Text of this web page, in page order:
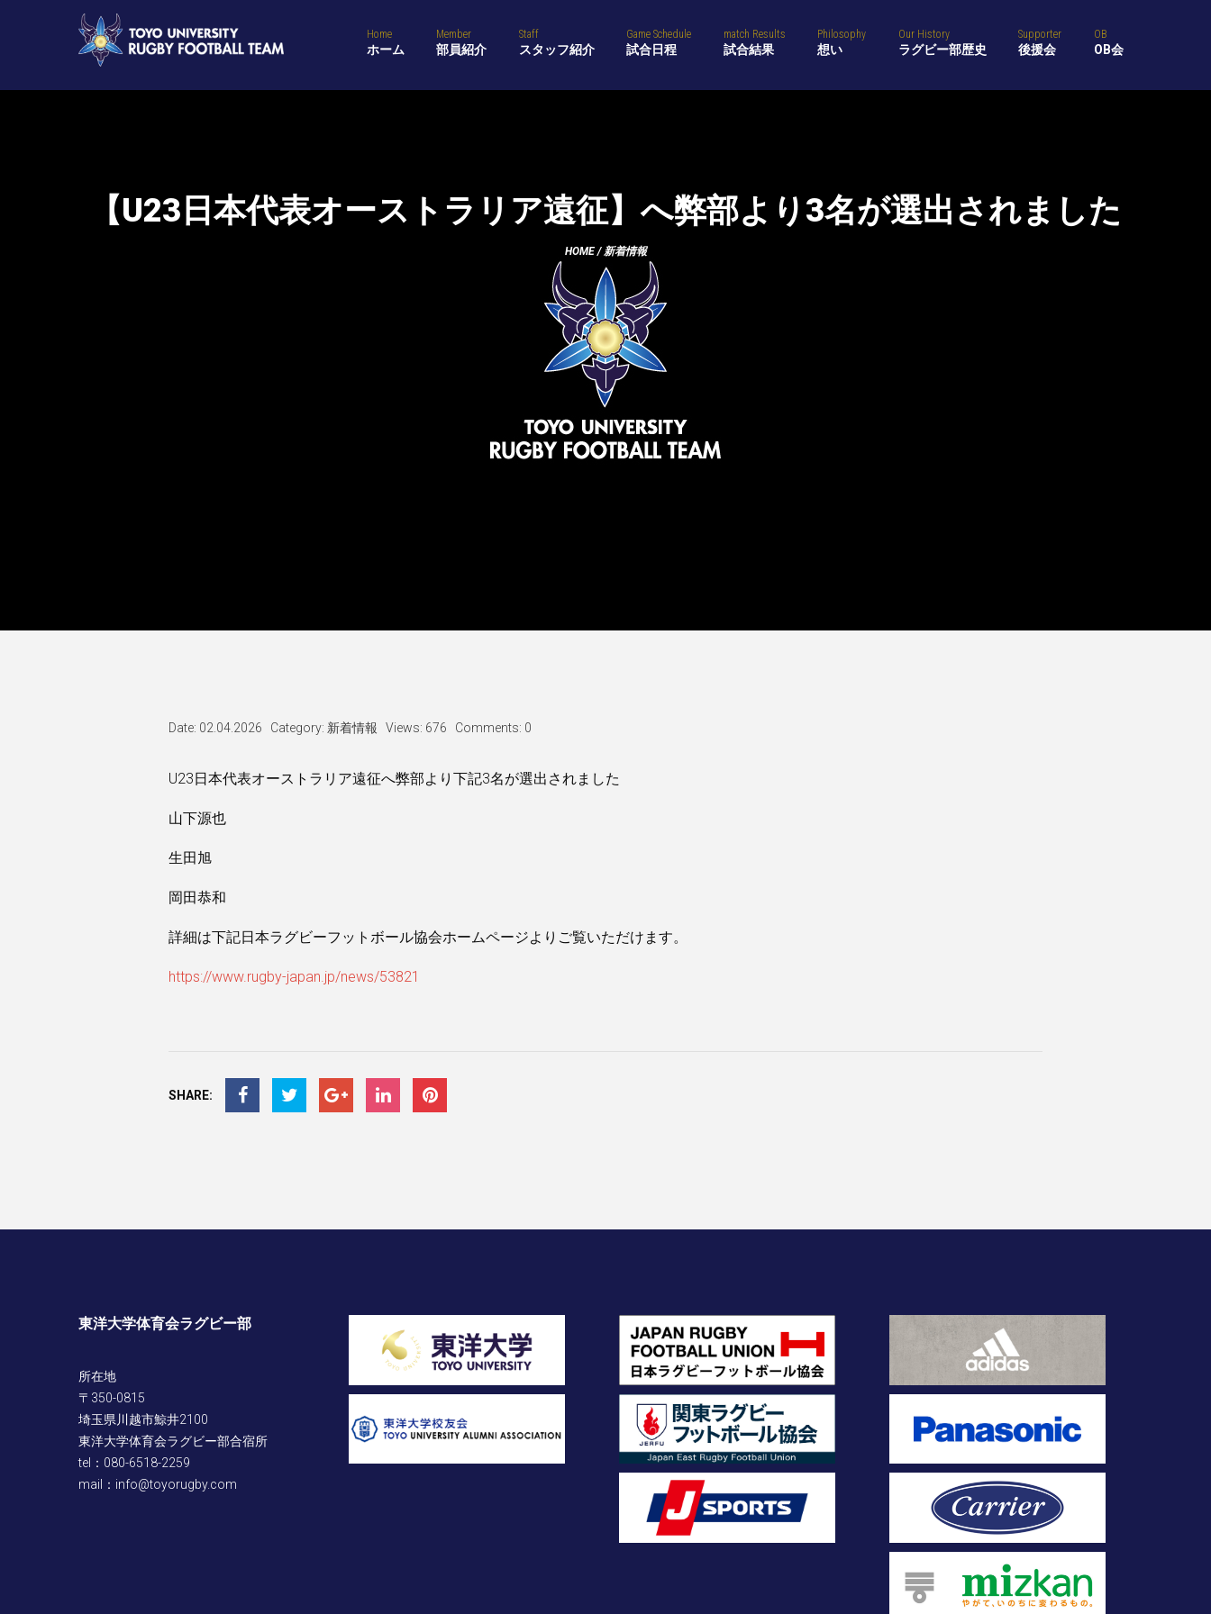
Home
ホーム
Member
部員紹介
Staff
スタッフ紹介
Game Schedule
試合日程
match Results
試合結果
Philosophy
想い
Our History
ラグビー部歴史
Supporter
後援会
OB
OB会
【U23日本代表オーストラリア遠征】へ弊部より3名が選出されました
HOME/新着情報
Date: 02.04.2026 Category: 新着情報 Views: 676 Comments: 0
U23日本代表オーストラリア遠征へ弊部より下記3名が選出されました
山下源也
生田旭
岡田恭和
詳細は下記日本ラグビーフットボール協会ホームページよりご覧いただけます。
https://www.rugby-japan.jp/news/53821
SHARE:
東洋大学体育会ラグビー部
所在地
〒350-0815
埼玉県川越市鯨井2100
東洋大学体育会ラグビー部合宿所
tel：080-6518-2259
mail：info@toyorugby.com